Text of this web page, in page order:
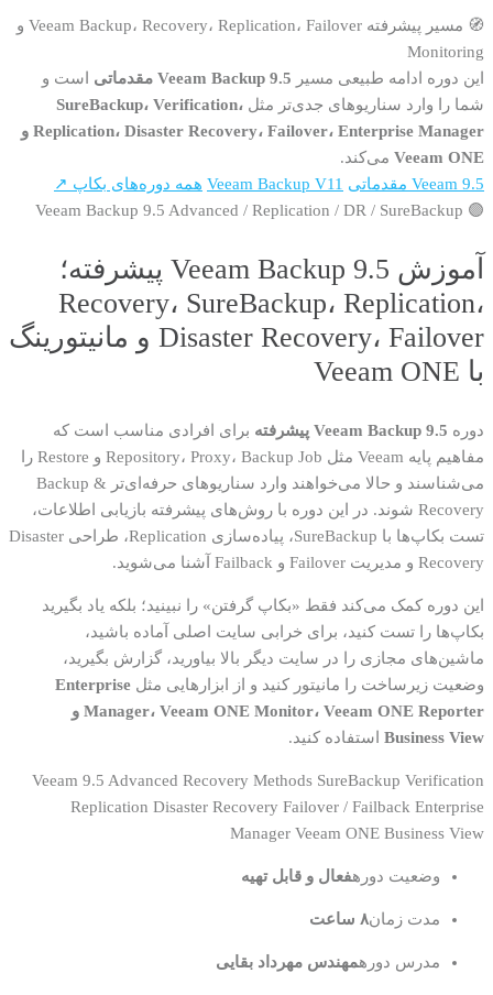
🧭 مسیر پیشرفته Veeam Backup، Recovery، Replication، Failover و
Monitoring
این دوره ادامه طبیعی مسیر Veeam Backup 9.5 مقدماتی
است و
شما را وارد سناریوهای جدی‌تر مثل SureBackup، Verification،
Replication، Disaster Recovery، Failover، Enterprise Manager و
Veeam ONE می‌کند.
Veeam 9.5 مقدماتی
Veeam Backup V11 همه دوره‌های بکاپ ↗
🟣 Veeam Backup 9.5 Advanced / Replication / DR / SureBackup
آموزش Veeam Backup 9.5 پیشرفته؛
Recovery، SureBackup، Replication،
Disaster Recovery، Failover و مانیتورینگ
با Veeam ONE
دوره Veeam Backup 9.5 پیشرفته
برای افرادی مناسب است که
مفاهیم پایه Veeam مثل Repository، Proxy، Backup Job و Restore را
می‌شناسند و حالا می‌خواهند وارد سناریوهای حرفه‌ای‌تر Backup &
Recovery شوند. در این دوره با روش‌های پیشرفته بازیابی اطلاعات،
تست بکاپ‌ها با SureBackup، پیاده‌سازی Replication، طراحی Disaster
Recovery و مدیریت Failover و Failback آشنا می‌شوید.
این دوره کمک می‌کند فقط «بکاپ گرفتن» را نبینید؛ بلکه یاد بگیرید
بکاپ‌ها را تست کنید، برای خرابی سایت اصلی آماده باشید،
ماشین‌های مجازی را در سایت دیگر بالا بیاورید، گزارش بگیرید،
وضعیت زیرساخت را مانیتور کنید و از ابزارهایی مثل Enterprise
Manager، Veeam ONE Monitor، Veeam ONE Reporter و
Business View استفاده کنید.
Veeam 9.5 Advanced Recovery Methods SureBackup Verification
Replication Disaster Recovery Failover / Failback Enterprise
Manager Veeam ONE Business View
وضعیت دورهفعال و قابل تهیه
مدت زمان۸ ساعت
مدرس دورهمهندس مهرداد بقایی